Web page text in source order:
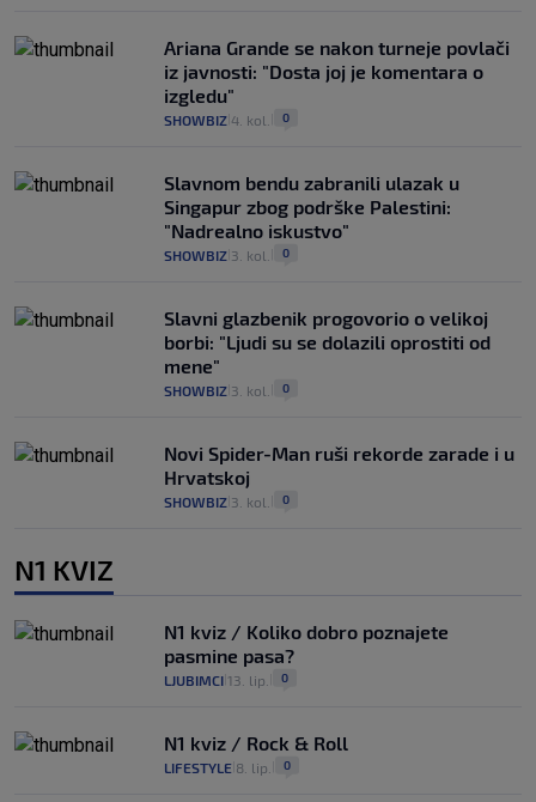
Ariana Grande se nakon turneje povlači
iz javnosti: "Dosta joj je komentara o
izgledu"
SHOWBIZ 4. kol. 0
Slavnom bendu zabranili ulazak u
Singapur zbog podrške Palestini:
"Nadrealno iskustvo"
SHOWBIZ 3. kol. 0
Slavni glazbenik progovorio o velikoj
borbi: "Ljudi su se dolazili oprostiti od
mene"
SHOWBIZ 3. kol. 0
Novi Spider-Man ruši rekorde zarade i u
Hrvatskoj
SHOWBIZ 3. kol. 0
N1 KVIZ
N1 kviz / Koliko dobro poznajete
pasmine pasa?
LJUBIMCI 13. lip. 0
N1 kviz / Rock & Roll
LIFESTYLE 8. lip. 0